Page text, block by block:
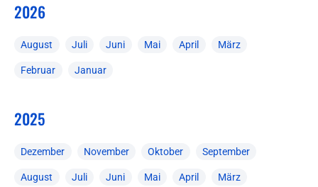
2026
August Juli Juni Mai April März
Februar Januar
2025
Dezember November Oktober September
August Juli Juni Mai April März